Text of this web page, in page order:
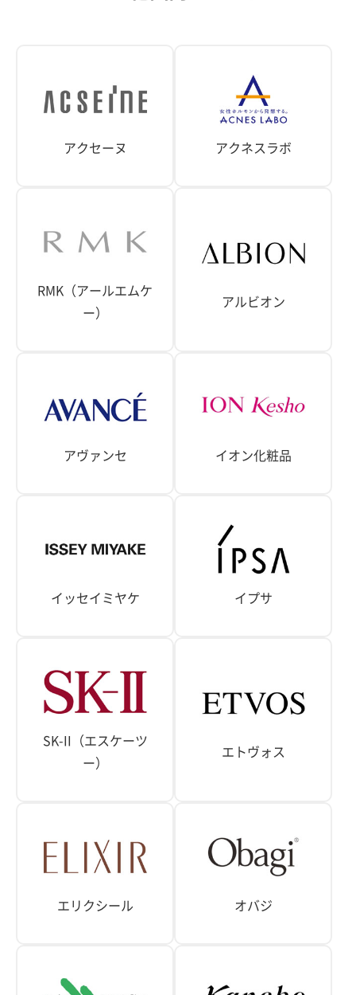
アクセーヌ アクネスラボ
RMK（アールエムケ
ー）
アルビオン
アヴァンセ イオン化粧品
イッセイミヤケ イプサ
SK-II（エスケーツ
ー）
エトヴォス
エリクシール オバジ